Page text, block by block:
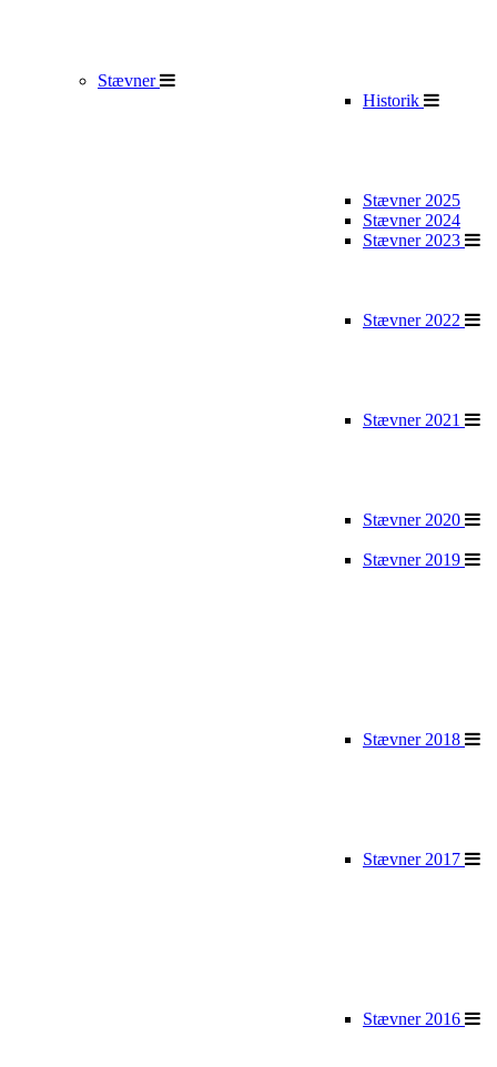
Stævner
Historik
Stævner 2025
Stævner 2024
Stævner 2023
Stævner 2022
Stævner 2021
Stævner 2020
Stævner 2019
Stævner 2018
Stævner 2017
Stævner 2016